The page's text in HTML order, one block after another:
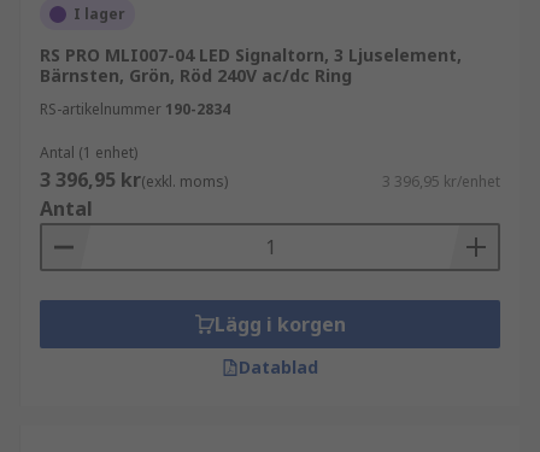
I lager
RS PRO MLI007-04 LED Signaltorn, 3 Ljuselement,
Bärnsten, Grön, Röd 240V ac/dc Ring
RS-artikelnummer 190-2834
Antal (1 enhet)
3 396,95 kr(exkl. moms) 3 396,95 kr/enhet
Antal
Lägg i korgen
Datablad